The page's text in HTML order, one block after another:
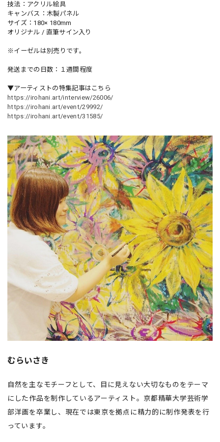
技法：アクリル絵具
キャンバス：木製パネル
サイズ：180× 180mm
オリジナル / 直筆サイン入り
※イーゼルは別売りです。
発送までの日数：１週間程度
▼アーティストの特集記事はこちら
https://irohani.art/interview/26006/
https://irohani.art/event/29992/
https://irohani.art/event/31585/
むらいさき
自然を主なモチーフとして、目に見えない大切なものをテーマ
にした作品を制作しているアーティスト。京都精華大学芸術学
部洋画を卒業し、現在では東京を拠点に精力的に制作発表を行
っています。